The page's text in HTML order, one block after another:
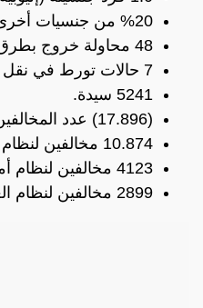
%20 من جنسيات أخرى.
48 محاولة خروج بطرق غير شرعية.
7 حالات تورط في نقل وإيواء وتشغيل.
5241 سيدة.
(17.896) عدد المخالفين المضبوطين.
10.874 مخالفين لنظام الإقامة.
4123 مخالفين لنظام أمن الحدود.
2899 مخالفين لنظام العمل.